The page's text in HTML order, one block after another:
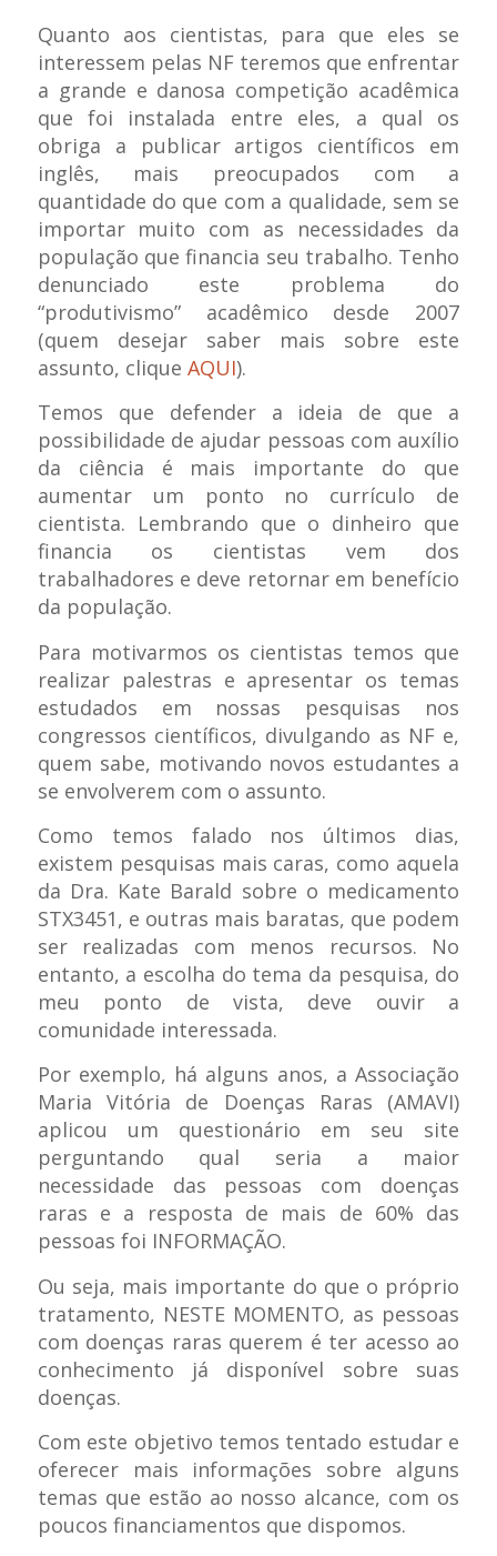
Quanto aos cientistas, para que eles se
interessem pelas NF teremos que enfrentar
a grande e danosa competição acadêmica
que foi instalada entre eles, a qual os
obriga a publicar artigos científicos em
inglês, mais preocupados com a
quantidade do que com a qualidade, sem se
importar muito com as necessidades da
população que financia seu trabalho. Tenho
denunciado este problema do
“produtivismo” acadêmico desde 2007
(quem desejar saber mais sobre este
assunto, clique AQUI).
Temos que defender a ideia de que a
possibilidade de ajudar pessoas com auxílio
da ciência é mais importante do que
aumentar um ponto no currículo de
cientista. Lembrando que o dinheiro que
financia os cientistas vem dos
trabalhadores e deve retornar em benefício
da população.
Para motivarmos os cientistas temos que
realizar palestras e apresentar os temas
estudados em nossas pesquisas nos
congressos científicos, divulgando as NF e,
quem sabe, motivando novos estudantes a
se envolverem com o assunto.
Como temos falado nos últimos dias,
existem pesquisas mais caras, como aquela
da Dra. Kate Barald sobre o medicamento
STX3451, e outras mais baratas, que podem
ser realizadas com menos recursos. No
entanto, a escolha do tema da pesquisa, do
meu ponto de vista, deve ouvir a
comunidade interessada.
Por exemplo, há alguns anos, a Associação
Maria Vitória de Doenças Raras (AMAVI)
aplicou um questionário em seu site
perguntando qual seria a maior
necessidade das pessoas com doenças
raras e a resposta de mais de 60% das
pessoas foi INFORMAÇÃO.
Ou seja, mais importante do que o próprio
tratamento, NESTE MOMENTO, as pessoas
com doenças raras querem é ter acesso ao
conhecimento já disponível sobre suas
doenças.
Com este objetivo temos tentado estudar e
oferecer mais informações sobre alguns
temas que estão ao nosso alcance, com os
poucos financiamentos que dispomos.